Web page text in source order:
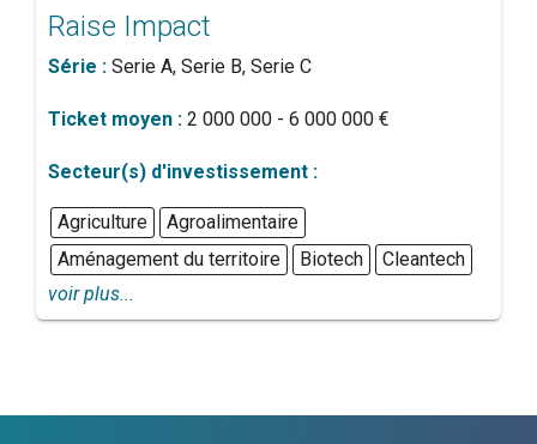
Raise Impact
Série : Serie A, Serie B, Serie C
Ticket moyen : 2 000 000 - 6 000 000 €
Secteur(s) d'investissement :
Agriculture
Agroalimentaire
Aménagement du territoire
Biotech
Cleantech
voir plus...